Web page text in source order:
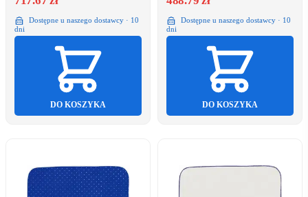
Dostępne u naszego dostawcy · 10
dni
DO KOSZYKA
Dostępne u naszego dostawcy · 10
dni
DO KOSZYKA